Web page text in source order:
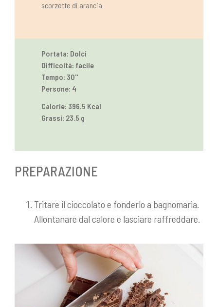
scorzette di arancia
Portata: Dolci
Difficoltà: facile
Tempo: 30''
Persone: 4
Calorie: 396.5 Kcal
Grassi: 23.5 g
PREPARAZIONE
Tritare il cioccolato e fonderlo a bagnomaria.
Allontanare dal calore e lasciare raffreddare.